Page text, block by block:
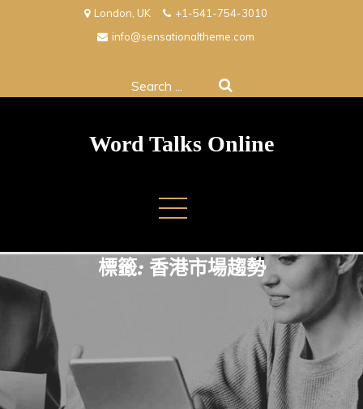
London, UK
+1-541-754-3010
info@sensationaltheme.com
Search
Word Talks Online
標籤: 香港市場趨勢